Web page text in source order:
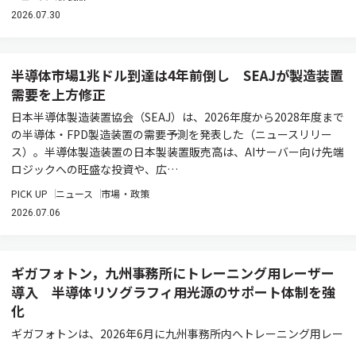
2026.07.30
半導体市場1兆ドル到達は4年前倒し SEAJが製造装置
需要を上方修正
日本半導体製造装置協会（SEAJ）は、2026年度から2028年度まで
の半導体・FPD製造装置の需要予測を発表した（ニュースリリー
ス）。半導体製造装置の日本製装置販売高は、AIサーバー向け先端
ロジックへの旺盛な投資や、広…
PICK UP ニュース 市場・政策
2026.07.06
ギガフォトン，九州事務所にトレーニング用レーザー
導入 半導体リソグラフィ用光源のサポート体制を強
化
ギガフォトンは、2026年6月に九州事務所内へトレーニング用レー